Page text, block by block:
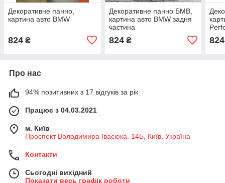
Декоративне панно,
картина авто BMW
824 ₴
Декоративне панно БМВ,
картина авто BMW задня
частина
824₴ 824
Про нас
94% позитивних з 17 відгуків за рік
Працює з 04.03.2021
м. Київ
Проспект Володимира Івасюка, 14Б, Київ, Україна
Контакти
Сьогодні вихідний
Показати весь графік роботи